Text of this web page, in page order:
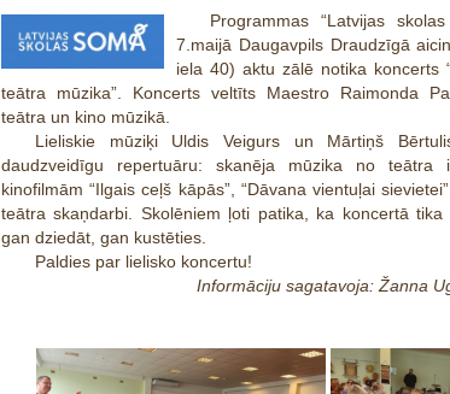
Programmas “Latvijas
7.maijā Daugavpils Draudzīgā
iela 40) aktu zālē notika koncerts
teātra mūzika”. Koncerts veltīts Maestro Raimonda
teātra un kino mūzikā.
Lieliskie mūziķi Uldis Veigurs un Mārtiņš
daudzveidīgu repertuāru: skanēja mūzika no teātra
kinofilmām “Ilgais ceļš kāpās”, “Dāvana vientuļai
teātra skaņdarbi. Skolēniem ļoti patika, ka koncertā
gan dziedāt, gan kustēties.
Paldies par lielisko koncertu!
Informāciju sagatavoja: Žanna